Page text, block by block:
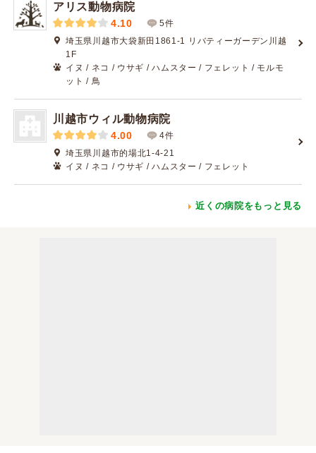
アリス動物病院
4.10
5件
埼玉県川越市大袋新田1861-1 リバティーガーデン川越
1F
イヌ / ネコ / ウサギ / ハムスター / フェレット / モルモ
ット / 鳥
川越市ウィル動物病院
4.00
4件
埼玉県川越市的場北1-4-21
イヌ / ネコ / ウサギ / ハムスター / フェレット
近くの病院をもっと見る